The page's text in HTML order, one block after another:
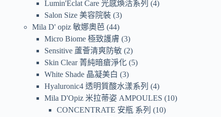
Lumin'Eclat Care 光感煥活系列
4
Salon Size 美容院裝 3
Mila D' opiz 敏娜奧芭 44
Micro Biome 極致護膚 3
Sensitive 蘆薈清爽防敏 2
Skin Clear 菁純暗瘡淨化 5
White Shade 晶凝美白
3
Hyaluronic4 透明質酸水漾系列
4
Mila D'Opiz 米拉蒂姿 AMPOULES
10
CONCENTRATE 安瓶 系列
10